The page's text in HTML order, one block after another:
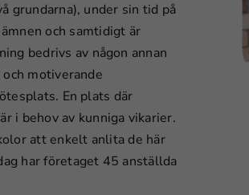
grundarna), under sin tid på
och samtidigt är
bedrivs av någon annan
motiverande
En plats där
i behov av kunniga vikarier.
att enkelt anlita de här
har företaget 45 anställda